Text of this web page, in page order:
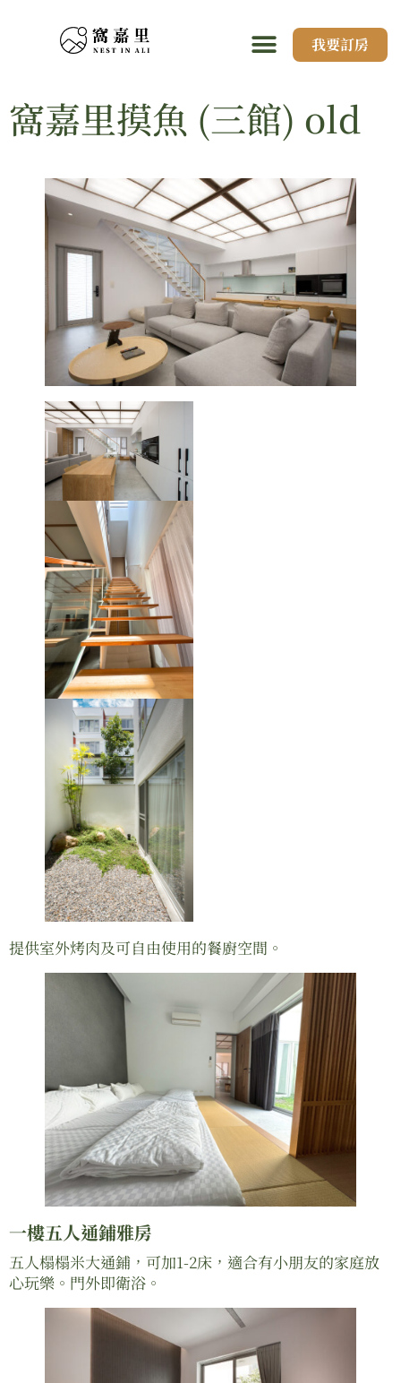
我要訂房
窩嘉里摸魚 (三館) old
提供室外烤肉及可自由使用的餐廚空間。
一樓五人通鋪雅房
五人榻榻米大通鋪，可加1-2床，適合有小朋友的家庭放
心玩樂。門外即衛浴。